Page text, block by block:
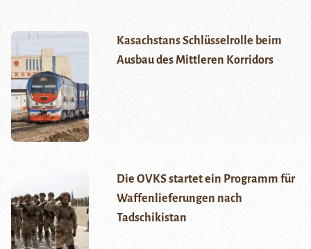
Kasachstans Schlüsselrolle beim
Ausbau des Mittleren Korridors
Die OVKS startet ein Programm für
Waffenlieferungen nach
Tadschikistan